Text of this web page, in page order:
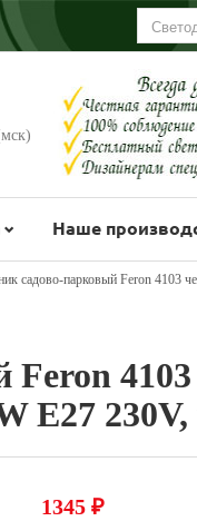
Наше
садово-парковый Feron 4103
Feron 4103
E27
1345₽